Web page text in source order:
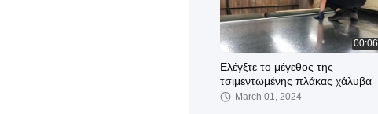
00:06
Ελέγξτε το μέγεθος της
τσιμεντωμένης πλάκας χάλυβα
March 01, 2024